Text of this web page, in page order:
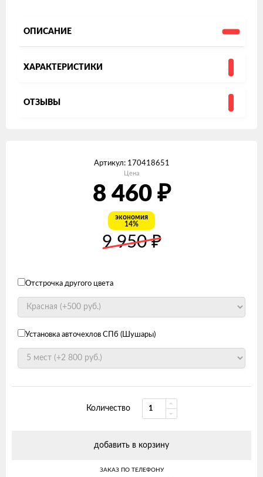
ОПИСАНИЕ
ХАРАКТЕРИСТИКИ
ОТЗЫВЫ
Артикул: 170418651
Цена
8 460 ₽
экономия
14%
9 950₽
Отстрочка другого цвета
Установка авточехлов СПб (Шушары)
Количество
добавить в корзину
ЗАКАЗ ПО ТЕЛЕФОНУ